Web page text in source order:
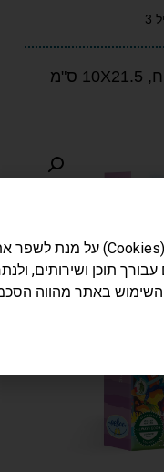
האתר עושה שימוש בעוגיות (Cookies) על מנת לשפר את
ושירותים, ולנתח
מהווה הסכמה